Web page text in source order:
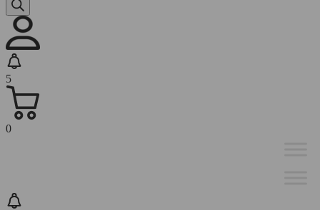
5
0